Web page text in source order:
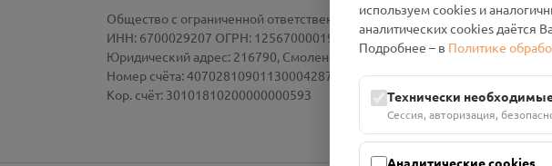
Общество с ограниченной ответственностью «Смоленский Проект
ИНН: 6700029207 ОГРН: 1256700001986
Юридический адрес: 216790, Смоленская область, р-н Руднянский, г.
Номер счёта: 40702810901130004287 в АО "АЛЬФА-БАНК"
Кор. счёт: 30101810200000000593
используем cookies и
аналитических cookies даётся
Подробнее – в Политике
Технически
Сессия, авторизация,
Аналитические cookies